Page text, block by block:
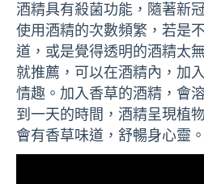
酒精具有殺菌功能，隨著新
使用酒精的次數頻繁，若是
道，或是覺得透明的酒精太
就推薦，可以在酒精內，加
情趣。加入香草的酒精，會
到一天的時間，酒精呈現植
會有香草味道，舒暢身心靈。